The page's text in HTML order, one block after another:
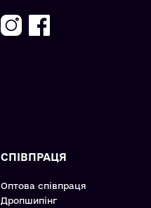
СПІВПРАЦЯ
Оптова співпраця
Дропшипінг